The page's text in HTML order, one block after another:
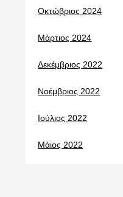
Οκτώβριος 2024
Μάρτιος 2024
Δεκέμβριος 2022
Νοέμβριος 2022
Ιούλιος 2022
Μάιος 2022